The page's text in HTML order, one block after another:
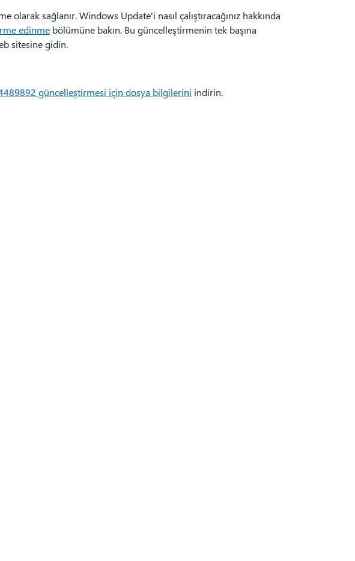
olarak sağlanır. Windows Update'i nasıl çalıştıracağınız hakkında
edinme bölümüne bakın. Bu güncelleştirmenin tek başına
sitesine gidin.
güncelleştirmesi için dosya bilgilerini indirin.